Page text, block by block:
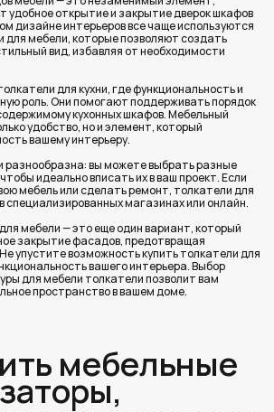
удобное открытие и закрытие дверок шкафов
дизайне интерьеров все чаще используются
мебели, которые позволяют создать
вид, избавляя от необходимости
для кухни, где функциональность и
роль. Они помогают поддерживать порядок
кухонных шкафов. Мебельный
удобство, но и элемент, который
вашему интерьеру.
разнообразна: вы можете выбрать разные
идеально вписать их в ваш проект. Если
мебель или сделать ремонт, толкатели для
специализированных магазинах или онлайн.
мебели — это еще один вариант, который
закрытие фасадов, предотвращая
упустите возможность купить толкатели для
вашего интерьера. Выбор
для мебели толкатели позволит вам
пространство в вашем доме.
мебельные